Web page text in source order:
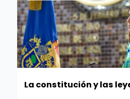
La constitución y las